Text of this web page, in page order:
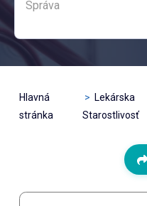
Hlavná
stránka
Lekárska
Starostlivosť